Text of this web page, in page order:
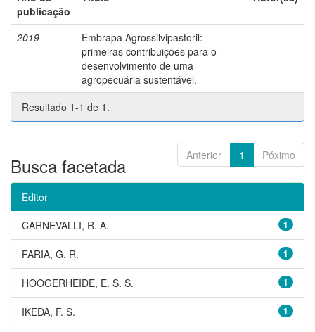
publicação
2019
Embrapa Agrossilvipastoril:
primeiras contribuições para o
desenvolvimento de uma
agropecuária sustentável.
-
Resultado 1-1 de 1.
Anterior 1 Póximo
Busca facetada
Editor
1
CARNEVALLI, R. A.
1
FARIA, G. R.
1
HOOGERHEIDE, E. S. S.
1
IKEDA, F. S.